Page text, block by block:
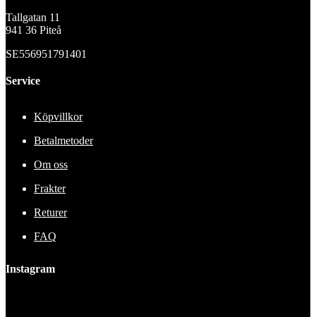
Tallgatan 11
941 36 Piteå
SE556951791401
Service
Köpvillkor
Betalmetoder
Om oss
Frakter
Returer
FAQ
Instagram